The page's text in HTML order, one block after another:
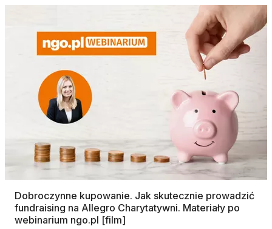
Dobroczynne kupowanie. Jak skutecznie prowadzić
fundraising na Allegro Charytatywni. Materiały po
webinarium ngo.pl [film]